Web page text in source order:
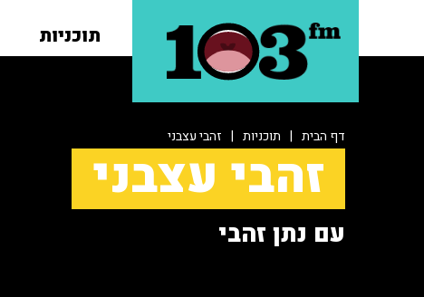
תוכניות
דף הבית | תוכניות | זהבי עצבני
זהבי עצבני
עם נתן זהבי